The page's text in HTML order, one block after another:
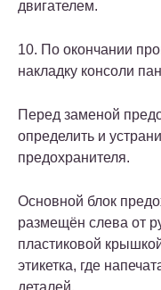
двигателем.
10. По окончании
накладку консоли
Перед заменой
определить и
предохранителя.
Основной блок
размещён слева от
пластиковой
этикетка, где